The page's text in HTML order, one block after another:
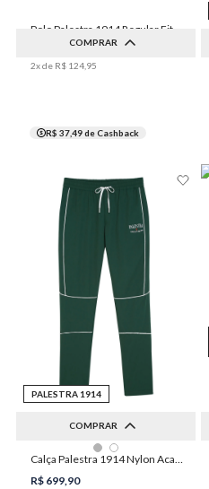
COMPRAR
PP P
2x de R$ 124 95
R$ 37,49de Cashback
PALESTRA 1914
COMPRAR
P M G GG XGG
Calça Palestra 1914 Nylon Academia Masculina Individual
R$ 699,90